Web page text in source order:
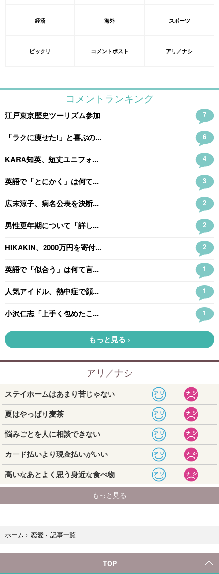
経済 海外 スポーツ
ビックリ コメントポスト アリ／ナシ
ホーム › 恋愛 › 記事一覧
TOP